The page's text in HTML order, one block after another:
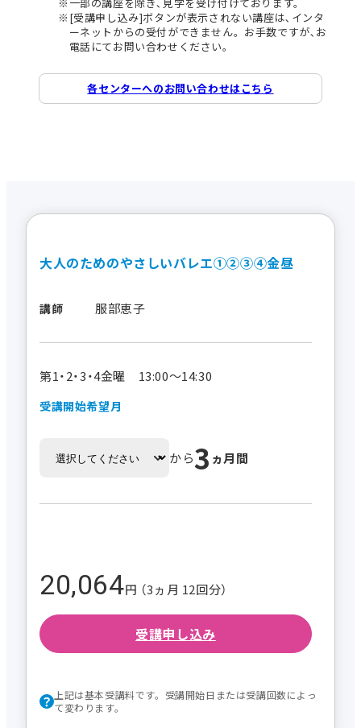
一部の講座を除き､見学を受け付けております。
[受講申し込み]ボタンが表示されない講座は､インタ
ーネットからの受付ができません。お手数ですが､お
電話にてお問い合わせください。
各センターへのお問い合わせはこちら
大人のためのやさしいバレエ①②③④金昼
講師 服部恵子
第1・2・3・4金曜 13:00～14:30
受講開始希望月
から3 ヵ月間
20,064円 （3ヵ月 12回分）
受講申し込み
上記は基本受講料です。受講開始日または受講回数によっ
て変わります。